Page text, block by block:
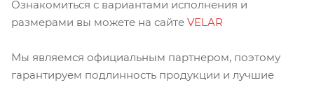
Ознакомиться с вариантами исполнения и
размерами вы можете на сайте VELAR
Мы являемся официальным партнером, поэтому
гарантируем подлинность продукции и лучшие